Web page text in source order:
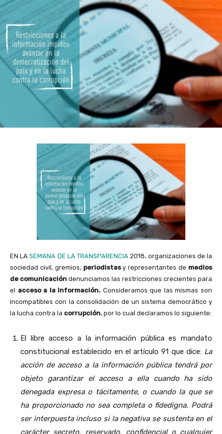
EN LASEMANA DE LA TRANSPARENCIA 2018, organizaciones de la
sociedad civil, gremios, periodistasy representantes de medios
de comunicación denunciamos las restricciones crecientes para
el acceso a la información. Consideramos que las mismas son
incompatibles con la consolidación de un sistema democrático y
la lucha contra la corrupción, por lo cual declaramos lo siguiente:
El libre acceso a la información pública es mandato
constitucional establecido en el artículo 91 que dice: La
acción de acceso a la información pública tendrá por
objeto garantizar el acceso a ella cuando ha sido
denegada expresa o tácitamente, o cuando la que se
ha proporcionado no sea completa o fidedigna. Podrá
ser interpuesta incluso si la negativa se sustenta en el
carácter secreto, reservado, confidencial o cualquier